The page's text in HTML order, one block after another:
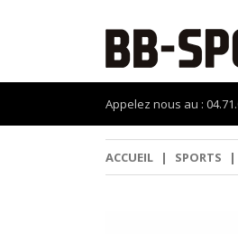
Appelez nous au :
ACCUEIL | SPORTS |